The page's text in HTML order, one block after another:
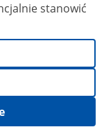
stanowić